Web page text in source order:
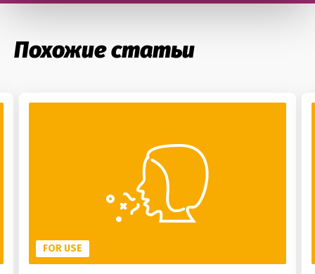
Похожие статьи
FOR USE